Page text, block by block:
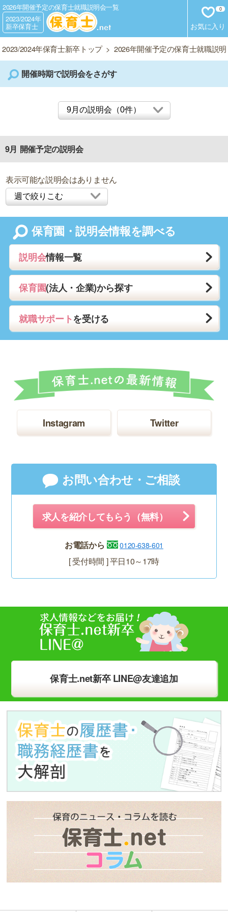
2026年開催予定の保育士就職説明会一覧
2023/2024年
新卒保育士 お気に入り
0
2023/2024年保育士新卒トップ> 2026年開催予定の保育士就職説
開催時期で説明会をさがす
9月 開催予定の説明会
表示可能な説明会はありません
保育園・説明会情報を調べる
説明会情報一覧
保育園(法人・企業)から探す
就職サポートを受ける
Instagram Twitter
お問い合わせ・ご相談
求人を紹介してもらう（無料）
お電話から 0120-638-601
[ 受付時間 ] 平日10～17時
保育士.net新卒 LINE@友達追加